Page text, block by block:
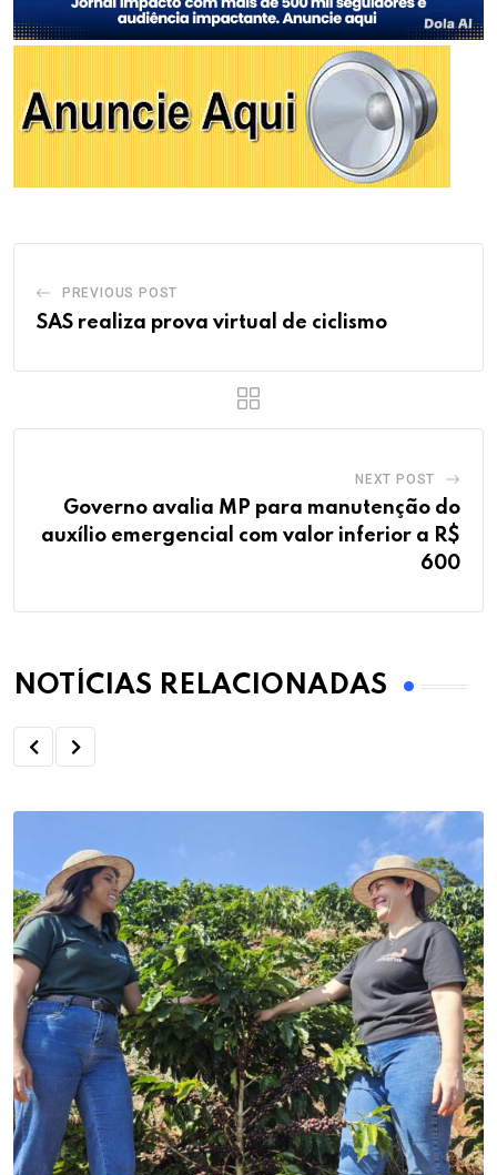
PREVIOUS POST
SAS realiza prova virtual de ciclismo
NEXT POST
Governo avalia MP para manutenção do
auxílio emergencial com valor inferior a R$
600
NOTÍCIAS RELACIONADAS